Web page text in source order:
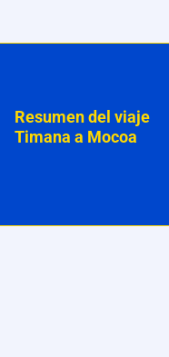
Resumen del viaje
Timana a Mocoa